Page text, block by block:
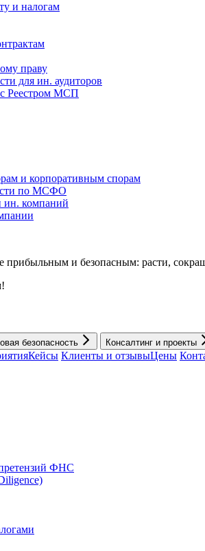
и налогам
праву
для ин. аудиторов
Реестром МСП
и корпоративным спорам
по МСФО
ин. компаний
прибыльным и безопасным: расти,
безопасность Консалтинг и проекты
Кейсы Клиенты и отзывыЦены
претензий ФНС